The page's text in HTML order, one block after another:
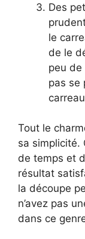
Des
le
de le
peu de
pas se
Tout le
sa simplicité.
de temps et
résultat
la découpe
n’avez pas
dans ce